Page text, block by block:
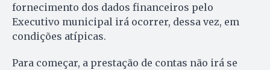
fornecimento dos dados financeiros pelo
Executivo municipal irá ocorrer, dessa vez, em
condições atípicas.
Para começar, a prestação de contas não irá se